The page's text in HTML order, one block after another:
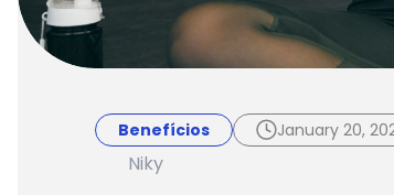
TotalPass e o
benefício
Benefícios January 20,
Niky